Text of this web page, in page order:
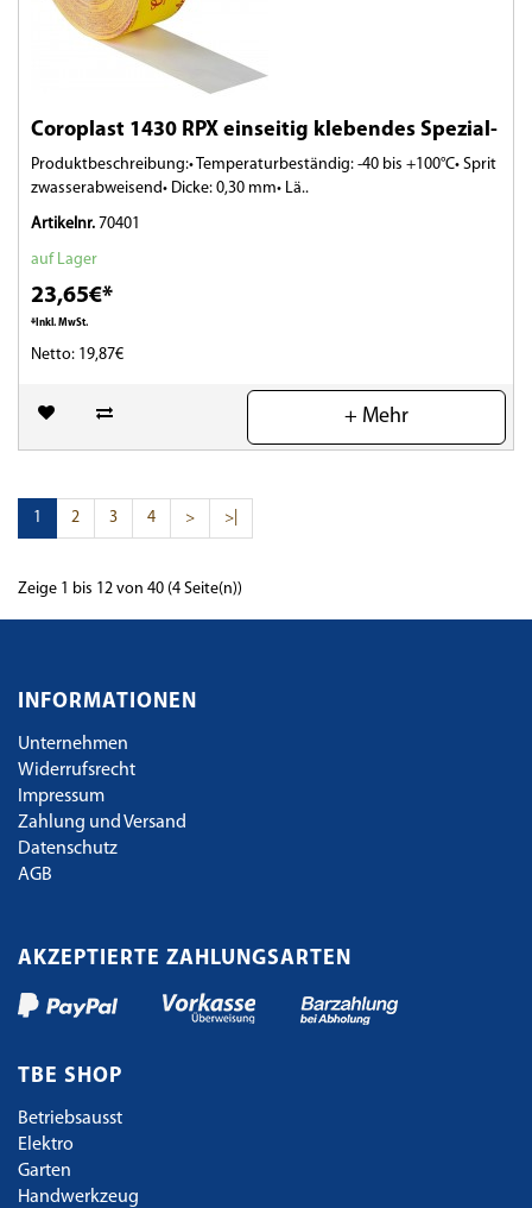
Coroplast 1430 RPX einseitig klebendes Spezial-
Produktbeschreibung:• Temperaturbeständig: -40 bis +100°C• Sprit
zwasserabweisend• Dicke: 0,30 mm• Lä..
Artikelnr. 70401
auf Lager
23,65€*
*Inkl. MwSt.
Netto: 19,87€
(0)
+ Mehr
1 2 3 4 > >|
Zeige 1 bis 12 von 40 (4 Seite(n))
INFORMATIONEN
Unternehmen
Widerrufsrecht
Impressum
Zahlung und Versand
Datenschutz
AGB
AKZEPTIERTE ZAHLUNGSARTEN
TBE SHOP
Betriebsausst
Elektro
Garten
Handwerkzeug